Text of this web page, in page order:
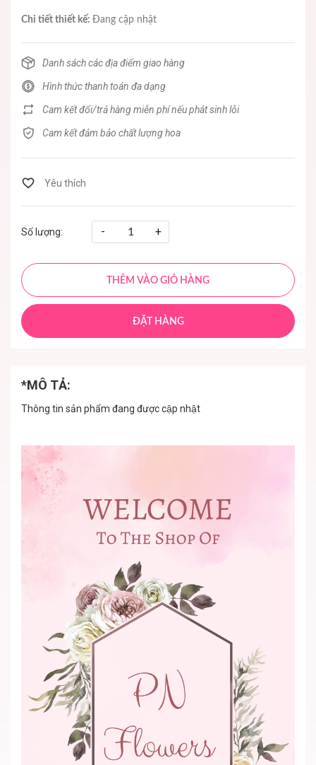
Chi tiết thiết kế: Đang cập nhật
Danh sách các địa điểm giao hàng
Hình thức thanh toán đa dạng
Cam kết đổi/trả hàng miễn phí nếu phát sinh lỗi
Cam kết đảm bảo chất lượng hoa
Số lượng: - +
THÊM VÀO GIỎ HÀNG
ĐẶT HÀNG
*MÔ TẢ:
Thông tin sản phẩm đang được cập nhật